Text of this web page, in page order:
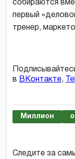
собираются
первый
тренер,
в ВКонтакте,
Миллион
Следите за